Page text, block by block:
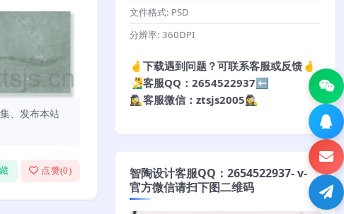
、发布本站
点赞(0)
文件格式: PSD
分辨率: 360DPI
🤞下载遇到问题？可联系客服或反馈🤞
🧏‍♂️客服QQ：2654522937⬅️
🕵️‍♀️客服微信：ztsjs2005🕵️‍♀️
智陶设计客服QQ：2654522937- v-
官方微信请扫下图二维码